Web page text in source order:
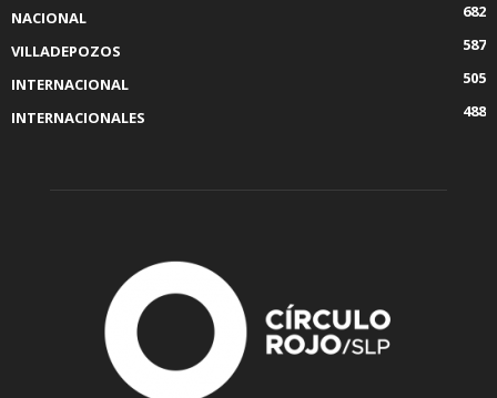
NACIONAL
682
VILLADEPOZOS
587
INTERNACIONAL
505
INTERNACIONALES
488